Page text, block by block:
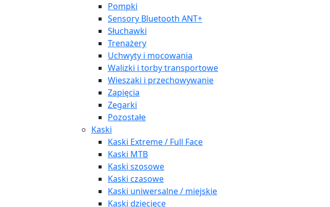
Pompki
Sensory Bluetooth ANT+
Słuchawki
Trenażery
Uchwyty i mocowania
Walizki i torby transportowe
Wieszaki i przechowywanie
Zapięcia
Zegarki
Pozostałe
Kaski
Kaski Extreme / Full Face
Kaski MTB
Kaski szosowe
Kaski czasowe
Kaski uniwersalne / miejskie
Kaski dziecięce